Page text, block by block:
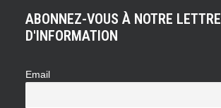
ABONNEZ-VOUS À NOTRE LETTRE
D'INFORMATION
Email